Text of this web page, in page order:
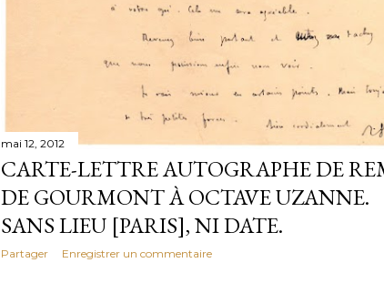
mai 12, 2012
CARTE-LETTRE AUTOGRAPHE DE
DE GOURMONT À OCTAVE UZANNE.
SANS LIEU [PARIS], NI DATE.
Partager Enregistrer un commentaire